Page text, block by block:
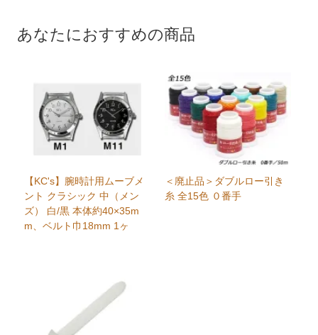
あなたにおすすめの商品
【KC's】腕時計用ムーブメ
ント クラシック 中（メン
ズ） 白/黒 本体約40×35m
m、ベルト巾18mm 1ヶ
＜廃止品＞ダブルロー引き
糸 全15色 ０番手